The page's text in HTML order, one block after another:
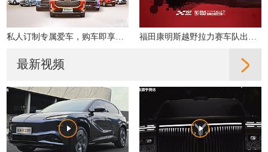
私人订制专属爱车，购车即享多重好礼！ 福田康明斯越野拉力赛车队出征2019丝绸之路拉力赛
最新视频